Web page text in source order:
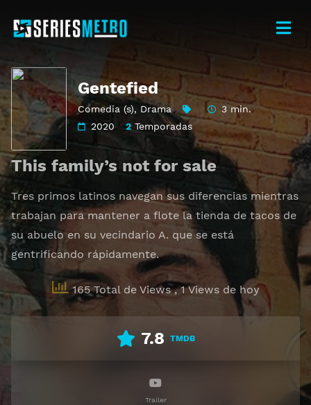
Gentefied
Comedia (s), Drama
3 min.
2020
2 Temporadas
This family’s not for sale
Tres primos latinos navegan sus diferencias mientras
trabajan para mantener a flote la tienda de tacos de
su abuelo en su vecindario A. que se está
gentrificando rápidamente.
165 Total de Views, 1 Views de hoy
7.8 TMDB
Trailer